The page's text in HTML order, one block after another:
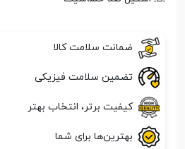
ضمانت سلامت کالا
تضمین سلامت فیزیکی
کیفیت برتر، انتخاب بهتر
بهترین‌ها برای شما